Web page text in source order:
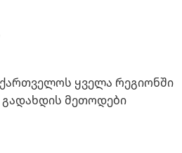
ყველა რეგიონში
მეთოდები